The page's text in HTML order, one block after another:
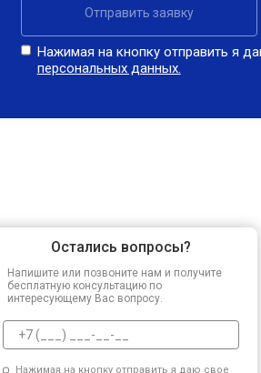
Отправить заявку
Нажимая на кнопку отправить я
персональных данных.
Остались вопросы?
Напишите или позвоните нам и получите
бесплатную консультацию по
интересующему Вас вопросу.
Нажимая на кнопку отправить я даю свое